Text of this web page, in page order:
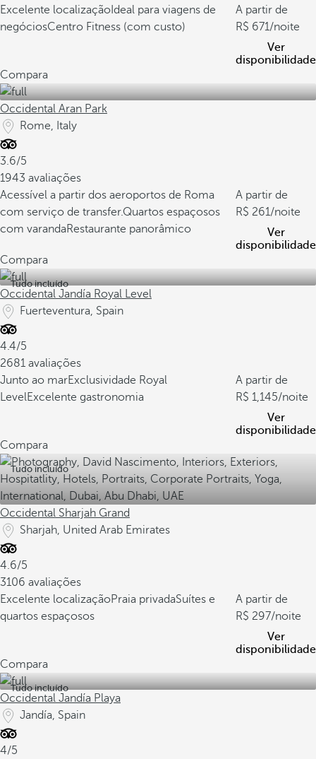
Excelente localização Ideal para viagens de
negóciosCentro Fitness (com custo)
A partir de
671/noite
Ver
disponibilidade
Compara
Occidental Aran Park
Rome, Italy
3.6/5
1943 avaliações
Acessível a partir dos aeroportos de Roma
com serviço de transfer.Quartos espaçosos
com varandaRestaurante panorâmico
A partir de
261/noite
Ver
disponibilidade
Compara
Tudo incluído
Occidental Jandía Royal Level
Fuerteventura, Spain
4.4/5
2681 avaliações
Junto ao marExclusividade Royal
LevelExcelente gastronomia
A partir de
1,145/noite
Ver
disponibilidade
Compara
Tudo incluído
Occidental Sharjah Grand
Sharjah, United Arab Emirates
4.6/5
3106 avaliações
Excelente localizaçãoPraia privadaSuítes e
quartos espaçosos
A partir de
297/noite
Ver
disponibilidade
Compara
Tudo incluído
Occidental Jandía Playa
Jandía, Spain
4/5